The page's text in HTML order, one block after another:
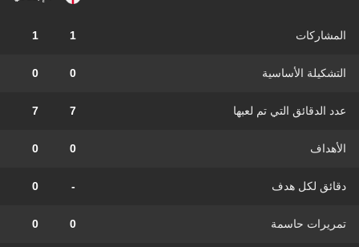
المشاركات 1
1
التشكيلة الأساسية 0
0
عدد الدقائق التي تم لعبها 7
7
الأهداف 0
0
دقائق لكل هدف -
0
تمريرات حاسمة 0
0